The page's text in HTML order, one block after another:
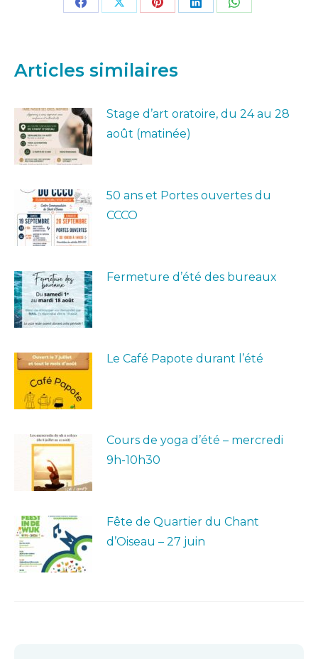
PartagerPartagerPartagerPartagerPartager
Articles similaires
Stage d’art oratoire, du 24 au 28
août (matinée)
50 ans et Portes ouvertes du
CCCO
Fermeture d’été des bureaux
Le Café Papote durant l’été
Cours de yoga d’été – mercredi
9h-10h30
Fête de Quartier du Chant
d’Oiseau – 27 juin